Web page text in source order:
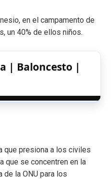
en el campamento de
un 40% de ellos niños.
| Baloncesto |
que presiona a los civiles
que se concentren en la
de la ONU para los